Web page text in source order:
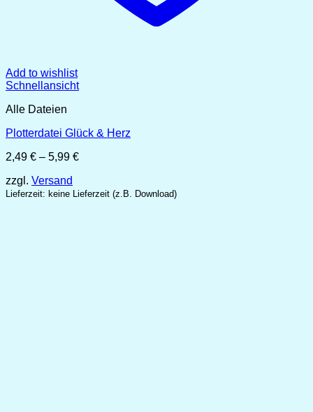
Add to wishlist
Schnellansicht
Alle Dateien
Plotterdatei Glück & Herz
2,49 € – 5,99 €Preisspanne:
5,99 €
zzgl. Versand
Lieferzeit: keine Lieferzeit (z.B. Download)